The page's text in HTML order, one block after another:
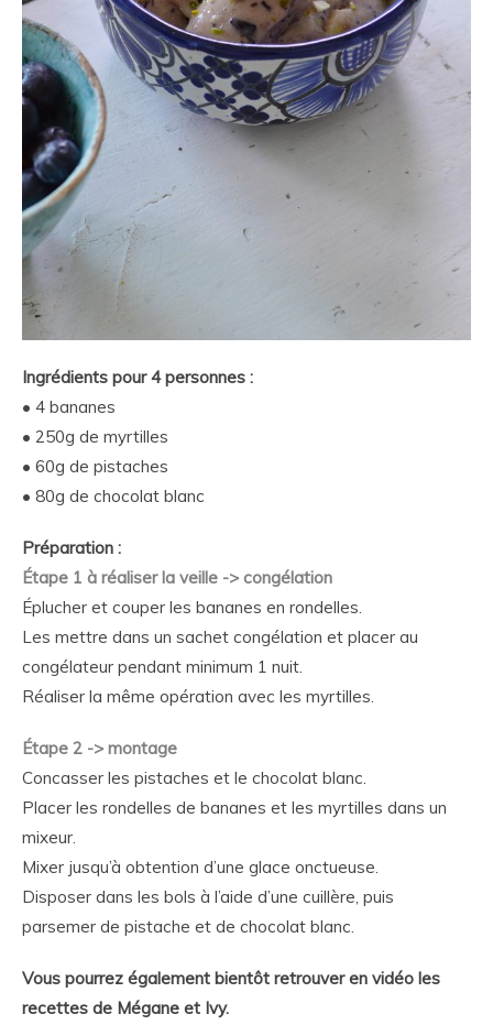
Ingrédients pour 4 personnes :
• 4 bananes
• 250g de myrtilles
• 60g de pistaches
• 80g de chocolat blanc
Préparation :
Étape 1 à réaliser la veille -> congélation
Éplucher et couper les bananes en rondelles.
Les mettre dans un sachet congélation et placer au
congélateur pendant minimum 1 nuit.
Réaliser la même opération avec les myrtilles.
Étape 2 -> montage
Concasser les pistaches et le chocolat blanc.
Placer les rondelles de bananes et les myrtilles dans un
mixeur.
Mixer jusqu’à obtention d’une glace onctueuse.
Disposer dans les bols à l’aide d’une cuillère, puis
parsemer de pistache et de chocolat blanc.
Vous pourrez également bientôt retrouver en vidéo les
recettes de Mégane et Ivy.